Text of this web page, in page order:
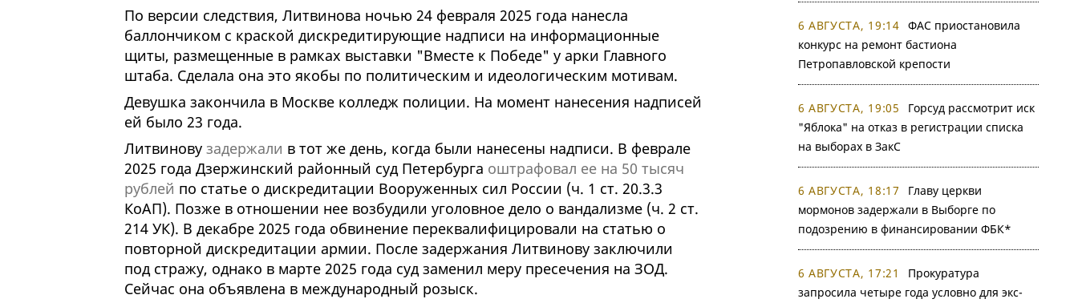
По версии следствия, Литвинова ночью 24 февраля 2025 года нанесла
баллончиком с краской дискредитирующие надписи на информационные
щиты, размещенные в рамках выставки "Вместе к Победе" у арки Главного
штаба. Сделала она это якобы по политическим и идеологическим мотивам.
Девушка закончила в Москве колледж полиции. На момент нанесения надписей
ей было 23 года.
Литвинову задержали в тот же день, когда были нанесены надписи. В феврале
2025 года Дзержинский районный суд Петербурга оштрафовал ее на 50 тысяч
рублей по статье о дискредитации Вооруженных сил России (ч. 1 ст. 20.3.3
КоАП). Позже в отношении нее возбудили уголовное дело о вандализме (ч. 2 ст.
214 УК). В декабре 2025 года обвинение переквалифицировали на статью о
повторной дискредитации армии. После задержания Литвинову заключили
под стражу, однако в марте 2025 года суд заменил меру пресечения на ЗОД.
Сейчас она объявлена в международный розыск.
6 АВГУСТА, 19:14 ФАС приостановила
конкурс на ремонт бастиона
Петропавловской крепости
6 АВГУСТА, 19:05
Горсуд рассмотрит иск
"Яблока" на отказ в регистрации списка
на выборах в ЗакС
6 АВГУСТА, 18:17
Главу церкви
мормонов задержали в Выборге по
подозрению в финансировании ФБК*
6 АВГУСТА, 17:21
Прокуратура
запросила четыре года условно для экс-